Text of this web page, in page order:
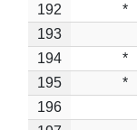
192
*
193
194
*
195
*
196